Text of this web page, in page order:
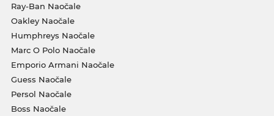
Ray-Ban Naočale
Oakley Naočale
Humphreys Naočale
Marc O Polo Naočale
Emporio Armani Naočale
Guess Naočale
Persol Naočale
Boss Naočale